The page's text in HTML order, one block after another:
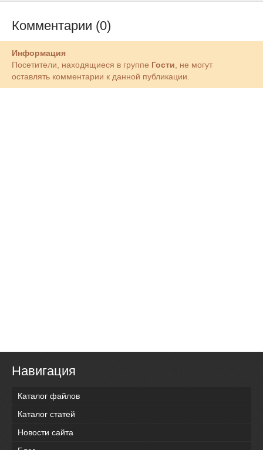
Комментарии (0)
Информация
Посетители, находящиеся в группе Гости, не могут
оставлять комментарии к данной публикации.
Навигация
Каталог файлов
Каталог статей
Новости сайта